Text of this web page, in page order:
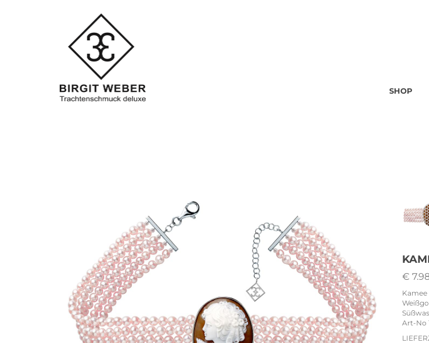
SHOP
€
Kamee
Art-No